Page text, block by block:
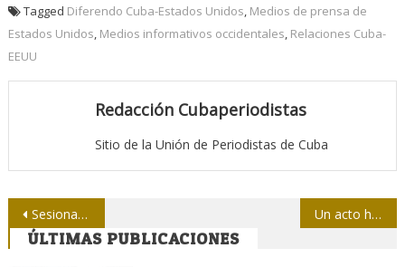
Tagged Diferendo Cuba-Estados Unidos, Medios de prensa de
Estados Unidos, Medios informativos occidentales, Relaciones Cuba-
EEUU
Redacción Cubaperiodistas
Sitio de la Unión de Periodistas de Cuba
Navegación
de
Sesiona en Las Tunas jurado de Concurso de Periodismo Ubiquel Arévalo Morales Un acto hermoso, memorable y sentido
ÚLTIMAS PUBLICACIONES